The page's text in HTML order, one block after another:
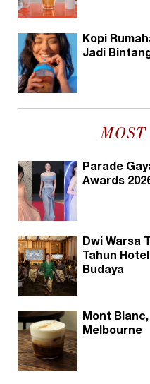
Kopi
Jadi
Parade
Awards
Dwi Warsa
Tahun
Budaya
Mont
Melbourne